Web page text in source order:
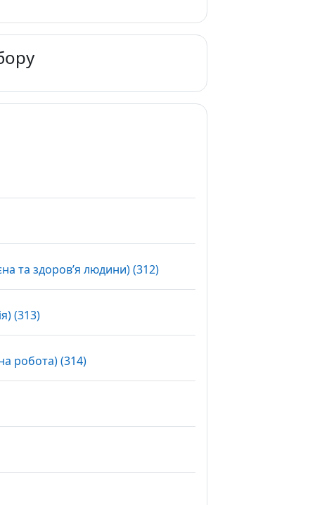
та здоров’я людини) (312)Вибір
(313)Вибір
робота) (314)Вибір